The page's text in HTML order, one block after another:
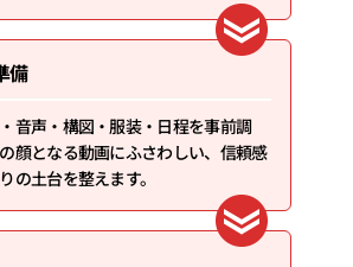
備
音声・構図・服装・日程を事前調
顔となる動画にふさわしい、信頼感
の土台を整えます。